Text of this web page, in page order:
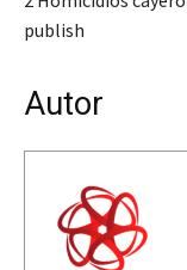
publish
Autor